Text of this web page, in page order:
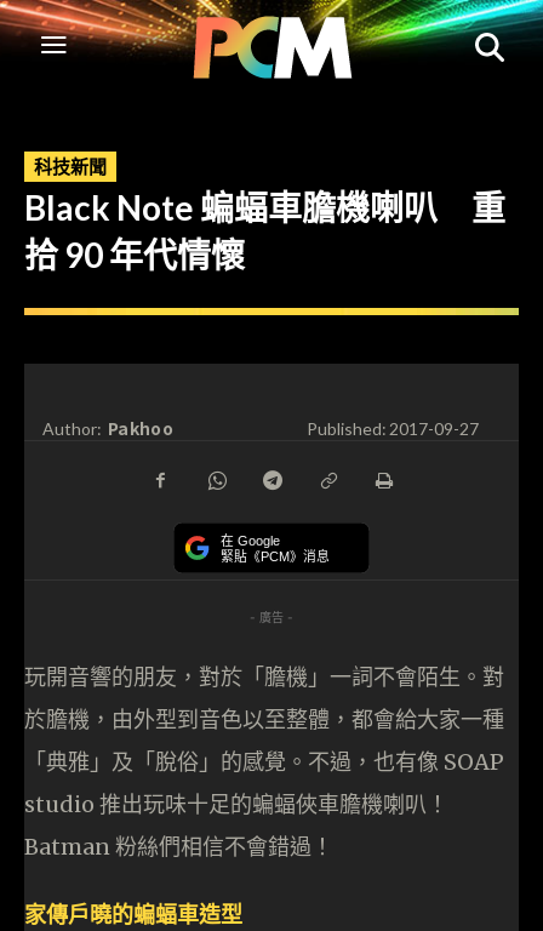
科技新聞
Black Note 蝙蝠車膽機喇叭 重
拾 90 年代情懷
Author: Pakhoo Published:2017-09-27
在 Google
緊貼《PCM》消息
- 廣告 -
玩開音響的朋友，對於「膽機」一詞不會陌生。對
於膽機，由外型到音色以至整體，都會給大家一種
「典雅」及「脫俗」的感覺。不過，也有像 SOAP
studio 推出玩味十足的蝙蝠俠車膽機喇叭！
Batman 粉絲們相信不會錯過！
家傳戶曉的蝙蝠車造型